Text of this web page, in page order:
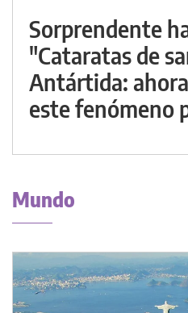
Sorprendente
"Cataratas de
Antártida:
este fenómeno
Mundo